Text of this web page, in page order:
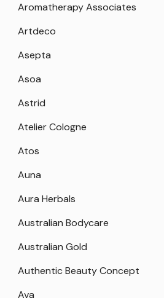
Aromatherapy Associates
Artdeco
Asepta
Asoa
Astrid
Atelier Cologne
Atos
Auna
Aura Herbals
Australian Bodycare
Australian Gold
Authentic Beauty Concept
Ava